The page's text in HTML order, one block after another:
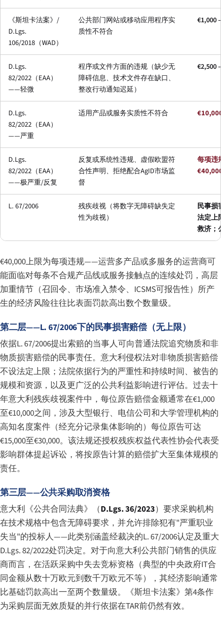
《斯坦卡法案》/
D.Lgs.
106/2018（WAD）
公共部门网站或移动应用程序实
质性不符合
€1,000
D.Lgs.
82/2022（EAA）
——轻微
程序或文件方面的违规（缺少无
障碍信息、技术文件存在缺口、
整改行动通知迟延）
€2,500
D.Lgs.
82/2022（EAA）
——严重
适用产品或服务实质性不符合
D.Lgs.
82/2022（EAA）
——极严重/反复
反复或系统性违规、虚假欧盟符
合性声明、拒绝配合AgID市场监
督
每项违
L. 67/2006
残疾歧视（将数字无障碍缺失定
性为歧视）
民事损
法定上
救济；
€40,000上限为每项违规——运营多产品或多服务的运营商可
能面临对每条不合规产品线或服务接触点的连续处罚，高层
加重情节（召回令、市场准入禁令、ICSMS可报告性）所产
生的经济风险往往比表面罚款高出数个数量级。
第二层——L. 67/2006下的民事损害赔偿（无上限）
依据L. 67/2006提出索赔的当事人可向普通法院追究物质和非
物质损害赔偿的民事责任。意大利侵权法对非物质损害赔偿
不设法定上限；法院依据行为的严重性和持续时间、被告的
规模和资源，以及更广泛的公共利益影响进行评估。过去十
年意大利残疾歧视案件中，每位原告赔偿金额通常在€1,000
至€10,000之间，涉及大型银行、电信公司和大学管理机构的
高知名度案件（经充分记录集体影响的）每位原告可达
€15,000至€30,000。该法规还授权残疾权益代表性协会代表受
影响群体提起诉讼，将按原告计算的赔偿扩大至集体规模的
责任。
第三层——公共采购取消资格
意大利《公共合同法典》（D.Lgs. 36/2023）要求采购机构
在技术规格中包含无障碍要求，并允许排除犯有"严重职业
失当"的投标人——此类别涵盖经裁决的L. 67/2006认定及重大
D.Lgs. 82/2022处罚决定。对于向意大利公共部门销售的供应
商而言，在活跃采购中失去竞标资格（典型的中央政府IT合
同金额从数十万欧元到数千万欧元不等），其经济影响通常
比基础罚款高出一至两个数量级。《斯坦卡法案》第4条作
为采购层面无效质疑的并行依据在TAR前仍然有效。